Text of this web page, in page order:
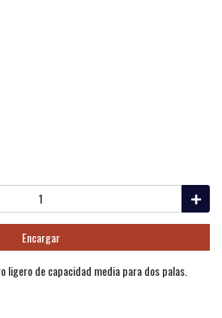
Encargar
ligero de capacidad media para dos palas.